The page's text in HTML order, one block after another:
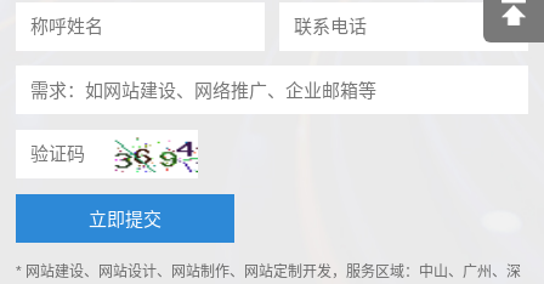
* 网站建设、网站设计、网站制作、网站定制开发，服务区域：中山、广州、深